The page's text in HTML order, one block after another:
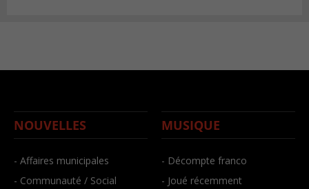
NOUVELLES
- Affaires municipales
- Communauté / Social
MUSIQUE
- Décompte franco
- Joué récemment